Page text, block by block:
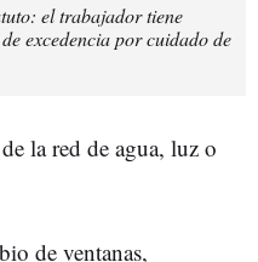
el trabajador tiene
excedencia por cuidado de
la red de agua, luz o
de ventanas,